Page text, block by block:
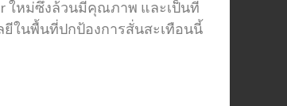
ใหม่ซึ่งล้วนมีคุณภาพ และเป็นที่
ลยีในพื้นที่ปกป้องการสั่นสะเทือนนี้